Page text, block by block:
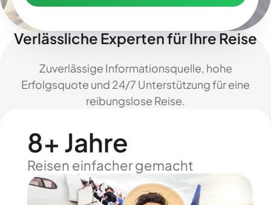
Verlässliche Experten für Ihre Reise
Zuverlässige Informationsquelle, hohe
Erfolgsquote und 24/7 Unterstützung für eine
reibungslose Reise.
8+ Jahre
Reisen einfacher gemacht